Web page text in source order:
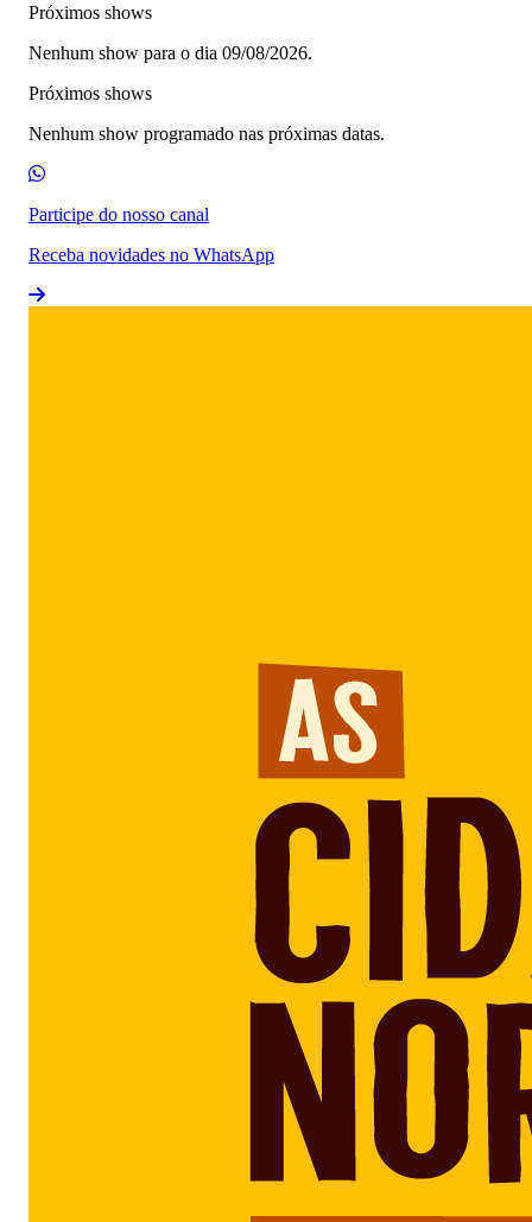
Próximos shows
Nenhum show para o dia 09/08/2026.
Próximos shows
Nenhum show programado nas próximas datas.
Participe do nosso canal
Receba novidades no WhatsApp